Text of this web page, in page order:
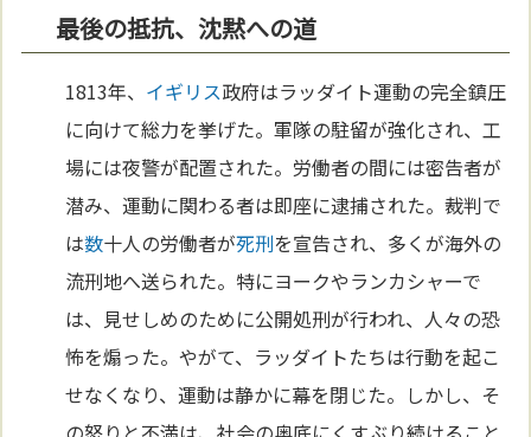
最後の抵抗、沈黙への道
1813年、 イギリス政府はラッダイト運動の完全鎮圧
に向けて総力を挙げた。軍隊の駐留が強化され、工
場には夜警が配置された。労働者の間には密告者が
潜み、運動に関わる者は即座に逮捕された。裁判で
は数十人の労働者が死刑を宣告され、多くが海外の
流刑地へ送られた。特にヨークやランカシャーで
は、見せしめのために公開処刑が行われ、人々の恐
怖を煽った。やがて、ラッダイトたちは行動を起こ
せなくなり、運動は静かに幕を閉じた。しかし、そ